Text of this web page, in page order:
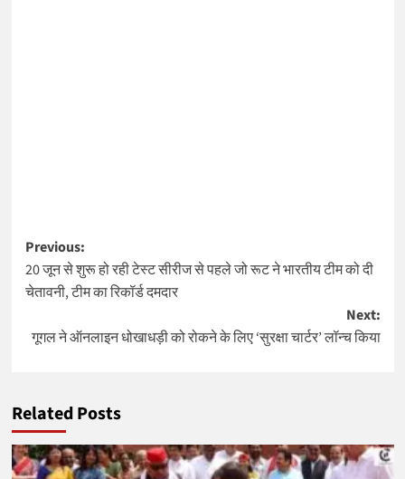
Post
navigation
Previous:
20 जून से शुरू हो रही टेस्ट सीरीज से पहले जो रूट ने भारतीय टीम को दी
चेतावनी, टीम का रिकॉर्ड दमदार
Next:
गूगल ने ऑनलाइन धोखाधड़ी को रोकने के लिए ‘सुरक्षा चार्टर’ लॉन्च किया
Related Posts